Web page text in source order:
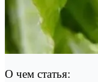
О чем статья: